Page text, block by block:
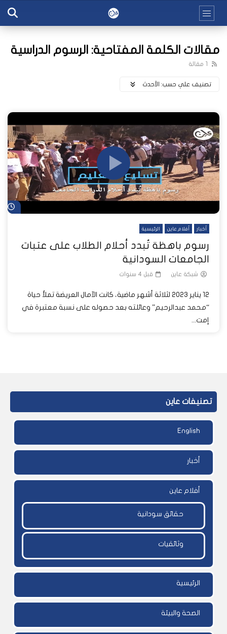
مقالات الكلمة المفتاحية: الرسوم الدراسية
1 مقالة
تصنيف علي حسب: اﻷحدث
أخبار أفلام عاين الرئيسية
رسوم باهظة تُبدد أحلام الطلاب على عتبات
الجامعات السودانية
شبكة عاين قبل 4 سنوات
12 يناير 2023 لثلاثة أشهر ماضية، كانت الآمال العريضة تملأ حياة
“محمد عبدالرحيم” وعائلته بعد حصوله على نسبة معتبرة في
إمت...
تصنيفات عاين
English
أخبار
أفلام عاين
حقائق سودانية
وثائقيات
الرئيسية
الصحة والبيئة